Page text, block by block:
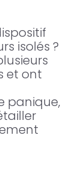
isolés ?
et ont
panique,